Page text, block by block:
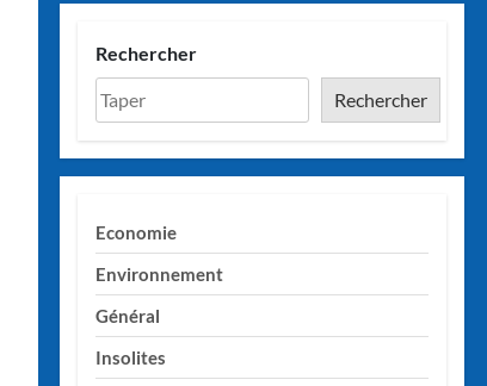
Rechercher
Rechercher
Economie
Environnement
Général
Insolites